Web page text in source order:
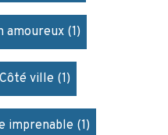
amoureux (1)
Côté ville (1)
imprenable (1)